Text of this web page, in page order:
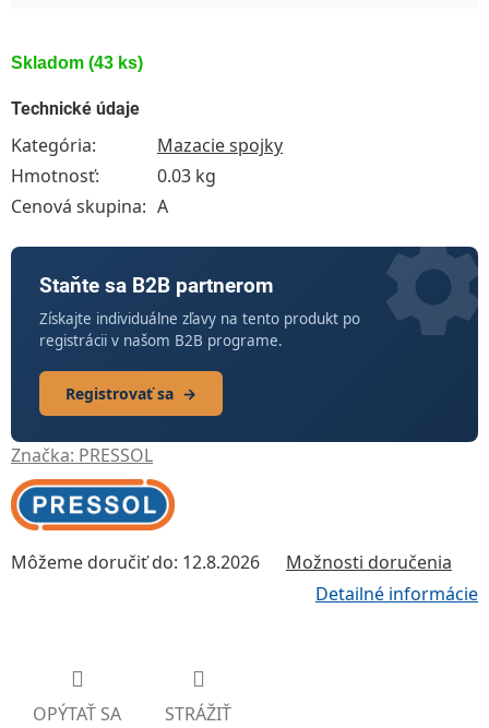
Skladom (43 ks)
Značka: PRESSOL
Môžeme doručiť do: 12.8.2026 Možnosti doručenia
Detailné informácie
OPÝTAŤ SA STRÁŽIŤ
Technické údaje
Kategória:
Mazacie spojky
Hmotnosť:
0.03 kg
Cenová skupina: A
Staňte sa B2B partnerom
Získajte individuálne zľavy na tento produkt po
registrácii v našom B2B programe.
Registrovať sa →